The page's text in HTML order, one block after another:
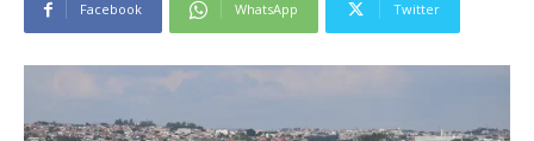
Facebook WhatsApp Twitter